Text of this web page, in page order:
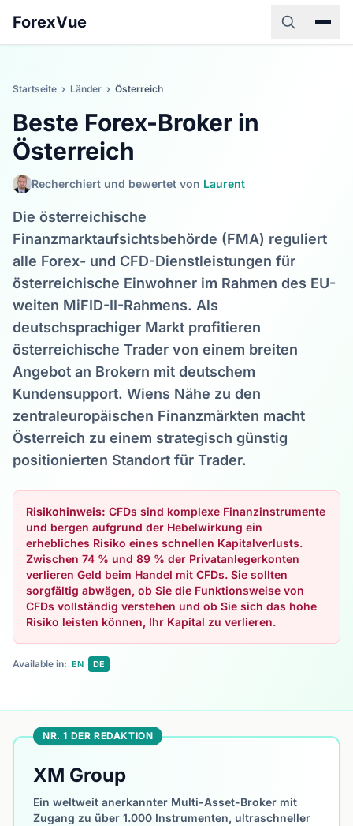
ForexVue
Startseite › Länder › Österreich
Beste Forex-Broker in
Österreich
Recherchiert und bewertet von Laurent
Die österreichische
Finanzmarktaufsichtsbehörde (FMA) reguliert
alle Forex- und CFD-Dienstleistungen für
österreichische Einwohner im Rahmen des EU-
weiten MiFID-II-Rahmens. Als
deutschsprachiger Markt profitieren
österreichische Trader von einem breiten
Angebot an Brokern mit deutschem
Kundensupport. Wiens Nähe zu den
zentraleuropäischen Finanzmärkten macht
Österreich zu einem strategisch günstig
positionierten Standort für Trader.
Risikohinweis: CFDs sind komplexe Finanzinstrumente
und bergen aufgrund der Hebelwirkung ein
erhebliches Risiko eines schnellen Kapitalverlusts.
Zwischen 74 % und 89 % der Privatanlegerkonten
verlieren Geld beim Handel mit CFDs. Sie sollten
sorgfältig abwägen, ob Sie die Funktionsweise von
CFDs vollständig verstehen und ob Sie sich das hohe
Risiko leisten können, Ihr Kapital zu verlieren.
Available in: EN DE
NR. 1 DER REDAKTION
XM Group
Ein weltweit anerkannter Multi-Asset-Broker mit
Zugang zu über 1.000 Instrumenten, ultraschneller